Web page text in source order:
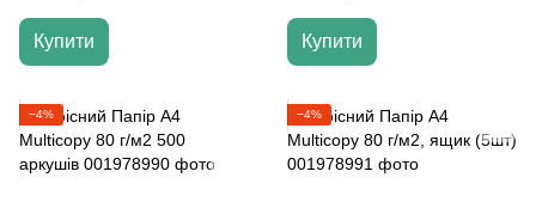
Купити Купити
−4% −4%